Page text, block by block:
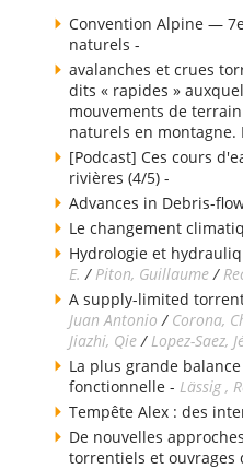
Convention Alpine —
naturels -
avalanches et crues
dits « rapides »
mouvements de
naturels en montagne.
[Podcast] Ces cours
rivières (4/5) -
Advances in Debris-
Le changement
Hydrologie et
E. / Piton, Guillaume /
A supply-limited
Juan Antonio / Corona,
Jiazhi, Qie / Lopez-Saez,
La plus grande
fonctionnelle - Lässig ,
Tempête Alex : des
De nouvelles
torrentiels et ouvrages